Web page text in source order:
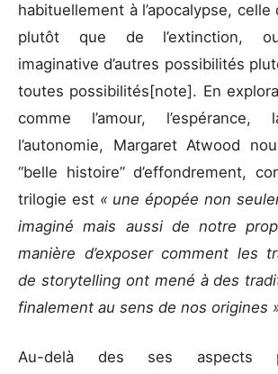
habituellement à l’apocalypse,
plutôt que de l’extinction, ou
imaginative d’autres possibilités
toutes possibilités[note]. En
comme l’amour,
l’autonomie, Margaret Atwood
“belle histoire” d’effondrement,
trilogie est « une épopée non
imaginé mais aussi de notre
manière d’exposer comment les
de storytelling ont mené à des
finalement au sens de nos origines
Au-delà des ses aspects